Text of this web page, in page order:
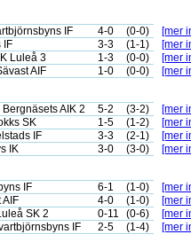
IF 4-0 (0-0)
[mer
IF 3-3 (1-1)
[mer
Luleå 3 1-3 (0-0)
[mer
AIF 1-0 (0-0) [mer
AIK 2 5-2 (3-2)
[mer
SK 1-5 (1-2)
[mer
IF 3-3 (2-1)
[mer
IK 3-0 (3-0) [mer
IF 6-1 (1-0)
[mer
AIF 4-0 (1-0)
[mer
SK 2 0-11 (0-6)
[mer
IF 2-5 (1-4) [mer